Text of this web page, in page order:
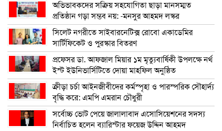
অভিভাবকদের সক্রিয় সহযোগিতা ছাড়া মানসম্মত
প্রতিষ্ঠান গড়া সম্ভব নয়: -মনসুর আহমদ লস্কর
সিলেট নগরীতে সাইবারনেটিক্স রোবো একাডেমির
সার্টিফিকেট ও পুরস্কার বিতরণ
প্রফেসর ডা. আফজাল মিয়ার ১ম মৃত্যুবার্ষিকী উপলক্ষে নর্থ
ইস্ট ইউনিভার্সিটিতে দোয়া মাহফিল অনুষ্ঠিত
ক্রীড়া চর্চা আইনজীবীদের কর্মস্পৃহা ও পারস্পরিক সৌহার্দ্য
বৃদ্ধি করে: এমপি এমরান চৌধুরী
সর্বোচ্চ ভোট পেয়ে জালালাবাদ এসোসিয়েশনের সদস্য
নির্বাচিত হলেন ব্যারিস্টার ফয়েজ উদ্দিন আহমদ